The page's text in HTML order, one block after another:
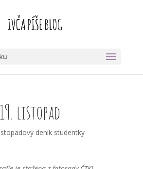
listopad
deník studentky